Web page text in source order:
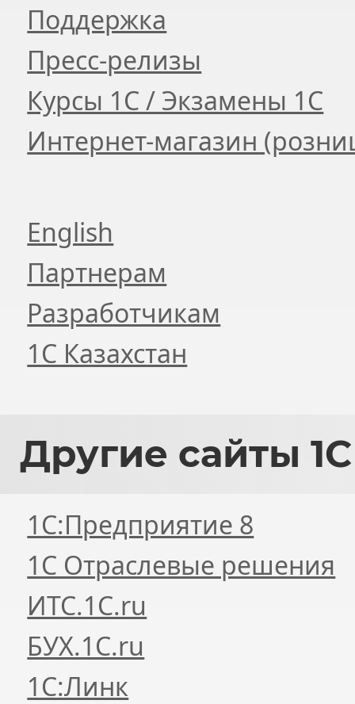
Поддержка
Пресс-релизы
Курсы 1С / Экзамены 1С
Интернет-магазин
English
Партнерам
Разработчикам
1С Казахстан
Другие сайты 1С
1С:Предприятие 8
1С Отраслевые решения
ИТС.1C.ru
БУХ.1С.ru
1С:Линк